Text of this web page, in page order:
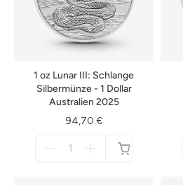
1 oz Lunar III: Schlange
Silbermünze - 1 Dollar
Australien 2025
94,70 €